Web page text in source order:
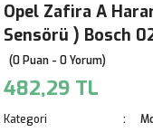
Opel Zafira A
Sensörü ) Bosch
(0 Puan - 0 Yorum)
482,29 TL
Kategori